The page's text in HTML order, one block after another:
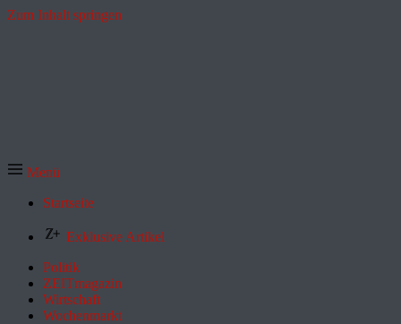
Zum Inhalt springen
Menü
Startseite
Exklusive Artikel
Politik
ZEITmagazin
Wirtschaft
Wochenmarkt